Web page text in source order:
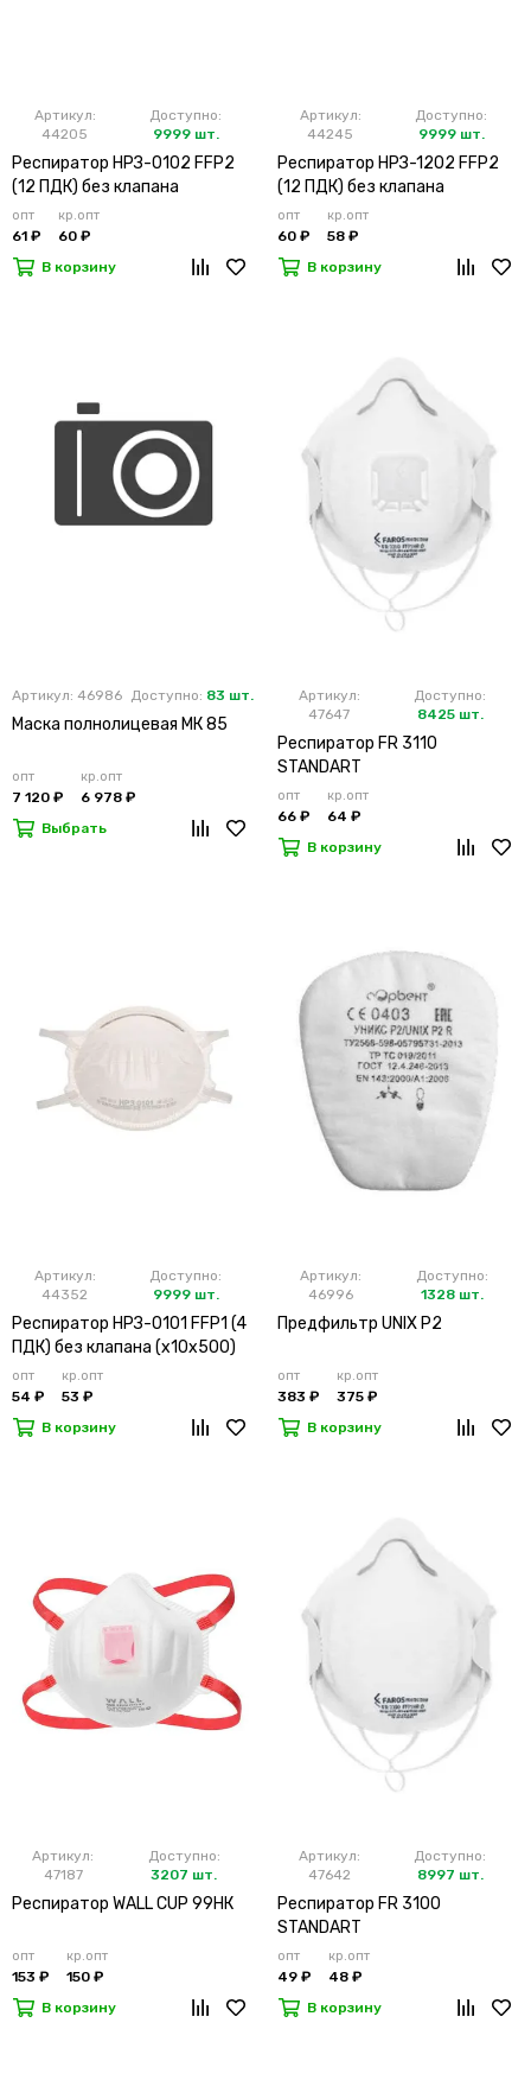
Артикул:
44205
Доступно:
9999 шт.
Респиратор НРЗ-0102 FFP2
(12 ПДК) без клапана
(х10х500)
опт
61 ₽
кр.опт
60 ₽
В корзину
Артикул:
44245
Доступно:
9999 шт.
Респиратор НРЗ-1202 FFP2
(12 ПДК) без клапана
(х20х500)
опт
60 ₽
кр.опт
58 ₽
В корзину
Артикул: 46986 Доступно: 83 шт.
Маска полнолицевая МК 85
опт
7 120 ₽
кр.опт
6 978 ₽
Выбрать
Артикул:
47647
Доступно:
8425 шт.
Респиратор FR 3110
STANDART
опт
66 ₽
кр.опт
64 ₽
В корзину
Артикул:
44352
Доступно:
9999 шт.
Респиратор НРЗ-0101 FFP1 (4
ПДК) без клапана (х10х500)
опт
54 ₽
кр.опт
53 ₽
В корзину
Артикул:
46996
Доступно:
1328 шт.
Предфильтр UNIX P2
опт
383 ₽
кр.опт
375 ₽
В корзину
Артикул:
47187
Доступно:
3207 шт.
Респиратор WALL CUP 99HК
опт
153 ₽
кр.опт
150 ₽
В корзину
Артикул:
47642
Доступно:
8997 шт.
Респиратор FR 3100
STANDART
опт
49 ₽
кр.опт
48 ₽
В корзину